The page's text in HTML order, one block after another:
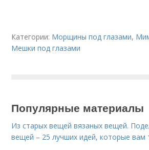
Категории: Морщины под глазами,
Мешки под глазами
Популярные материалы
Из старых вещей вязаных вещей.
вещей – 25 лучших идей, которые вам